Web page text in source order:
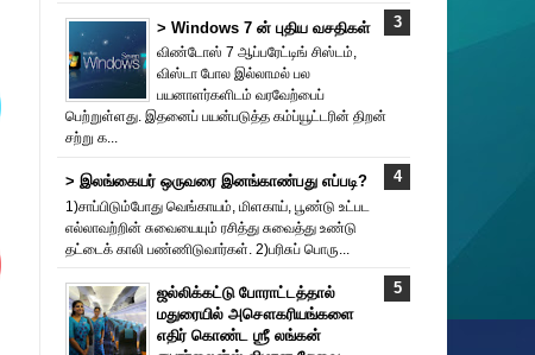
> Windows 7 ன் புதிய வசதிகள்
விண்டோஸ் 7 ஆப்பரேட்டிங் சிஸ்டம்,
விஸ்டா போல இல்லாமல் பல
பயனாளர்களிடம் வரவேற்பைப்
பெற்றுள்ளது. இதனைப் பயன்படுத்த கம்ப்யூட்டரின் திறன்
சற்று க...
> இலங்கையர் ஒருவரை இனங்காண்பது எப்படி?
1)சாப்பிடும்போது வெங்காயம், மிளகாய், பூண்டு உட்பட
எல்லாவற்றின் சுவையையும் ரசித்து சுவைத்து உண்டு
தட்டைக் காலி பண்ணிடுவார்கள். 2)பரிசுப் பொரு...
ஜல்லிக்கட்டு போராட்டத்தால்
மதுரையில் அசௌகரியங்களை
எதிர் கொண்ட ஶ்ரீ லங்கன்